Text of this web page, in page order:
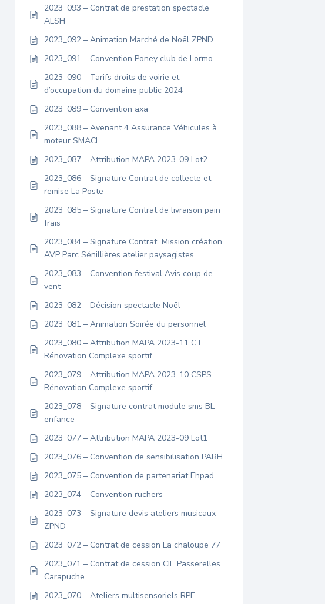
2023_093 – Contrat de prestation spectacle
ALSH
2023_092 – Animation Marché de Noël ZPND
2023_091 – Convention Poney club de Lormo
2023_090 – Tarifs droits de voirie et
d’occupation du domaine public 2024
2023_089 – Convention axa
2023_088 – Avenant 4 Assurance Véhicules à
moteur SMACL
2023_087 – Attribution MAPA 2023-09 Lot2
2023_086 – Signature Contrat de collecte et
remise La Poste
2023_085 – Signature Contrat de livraison pain
frais
2023_084 – Signature Contrat Mission création
AVP Parc Sénillières atelier paysagistes
2023_083 – Convention festival Avis coup de
vent
2023_082 – Décision spectacle Noël
2023_081 – Animation Soirée du personnel
2023_080 – Attribution MAPA 2023-11 CT
Rénovation Complexe sportif
2023_079 – Attribution MAPA 2023-10 CSPS
Rénovation Complexe sportif
2023_078 – Signature contrat module sms BL
enfance
2023_077 – Attribution MAPA 2023-09 Lot1
2023_076 – Convention de sensibilisation PARH
2023_075 – Convention de partenariat Ehpad
2023_074 – Convention ruchers
2023_073 – Signature devis ateliers musicaux
ZPND
2023_072 – Contrat de cession La chaloupe 77
2023_071 – Contrat de cession CIE Passerelles
Carapuche
2023_070 – Ateliers multisensoriels RPE